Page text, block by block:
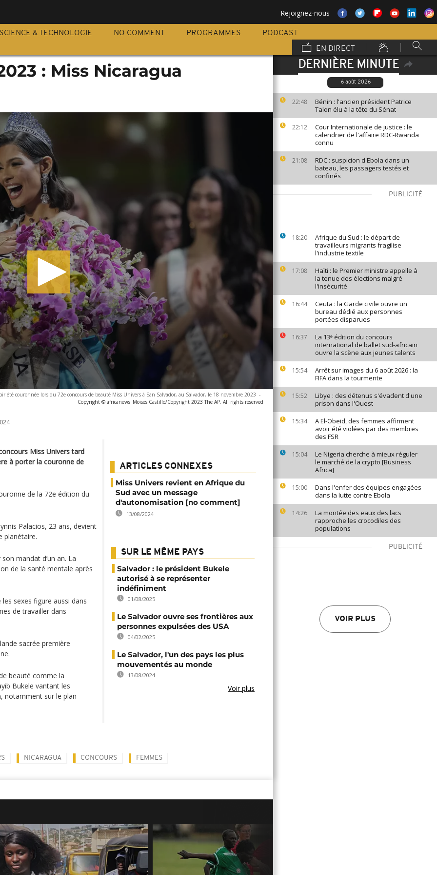
Rejoignez-nous
SCIENCE & TECHNOLOGIE NO COMMENT PROGRAMMES
PODCAST
EN DIRECT
DERNIÈRE MINUTE
6 août 2026
22:48
Bénin : l'ancien président Patrice
Talon élu à la tête du Sénat
22:12
Cour Internationale de justice : le
calendrier de l'affaire RDC-Rwanda
connu
21:08
RDC : suspicion d'Ebola dans un
bateau, les passagers testés et
confinés
PUBLICITÉ
18:20
Afrique du Sud : le départ de
travailleurs migrants fragilise
l'industrie textile
17:08
Haïti : le Premier ministre appelle à
la tenue des élections malgré
l'insécurité
16:44
Ceuta : la Garde civile ouvre un
bureau dédié aux personnes
portées disparues
16:37
La 13ᵉ édition du concours
international de ballet sud-africain
ouvre la scène aux jeunes talents
15:54
Arrêt sur images du 6 août 2026 : la
FIFA dans la tourmente
15:52
Libye : des détenus s'évadent d'une
prison dans l'Ouest
15:34
A El-Obeid, des femmes affirment
avoir été violées par des membres
des FSR
15:04
Le Nigeria cherche à mieux réguler
le marché de la crypto [Business
Africa]
15:00
Dans l'enfer des équipes engagées
dans la lutte contre Ebola
14:26
La montée des eaux des lacs
rapproche les crocodiles des
populations
PUBLICITÉ
VOIR PLUS
: Miss Nicaragua
été couronnée lors du 72e concours de beauté Miss Univers à San Salvador, au Salvador, le 18 novembre 2023 -
Copyright © africanews Moises Castillo/Copyright 2023 The AP. All rights reserved
Miss Univers tard
à porter la couronne de
de la 72e édition du
Palacios, 23 ans, devient
planétaire.
mandat d’un an. La
de la santé mentale après
sexes figure aussi dans
de travailler dans
sacrée première
beauté comme la
Bukele vantant les
notamment sur le plan
ARTICLES CONNEXES
Miss Univers revient en Afrique du
Sud avec un message
d'autonomisation [no comment]
13/08/2024
SUR LE MÊME PAYS
Salvador : le président Bukele
autorisé à se représenter
indéfiniment
01/08/2025
Le Salvador ouvre ses frontières aux
personnes expulsées des USA
04/02/2025
Le Salvador, l'un des pays les plus
mouvementés au monde
13/08/2024
Voir plus
NICARAGUA CONCOURS FEMMES